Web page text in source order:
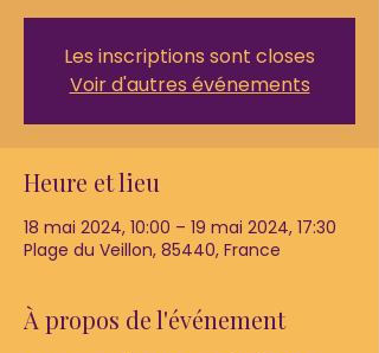
Les inscriptions sont closes
Voir d'autres événements
Heure et lieu
18 mai 2024, 10:00 – 19 mai 2024, 17:30
Plage du Veillon, 85440, France
À propos de l'événement